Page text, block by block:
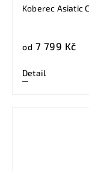
Koberec Asiatic
od 7 799 Kč
Detail